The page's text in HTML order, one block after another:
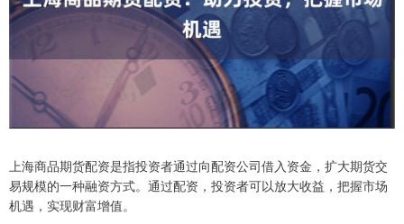
上海商品期货配资是指投资者通过向配资公司借入资金，扩大期货交
易规模的一种融资方式。通过配资，投资者可以放大收益，把握市场
机遇，实现财富增值。